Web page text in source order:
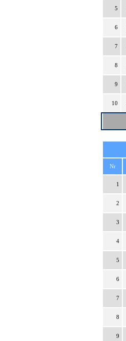
5
6
7
8
9
10
Nr
1
2
3
4
5
6
7
8
9